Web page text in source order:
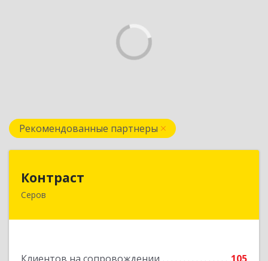
Рекомендованные партнеры
Контраст
Серов
624993, Свердловская обл, Серов г, Ленина ул,